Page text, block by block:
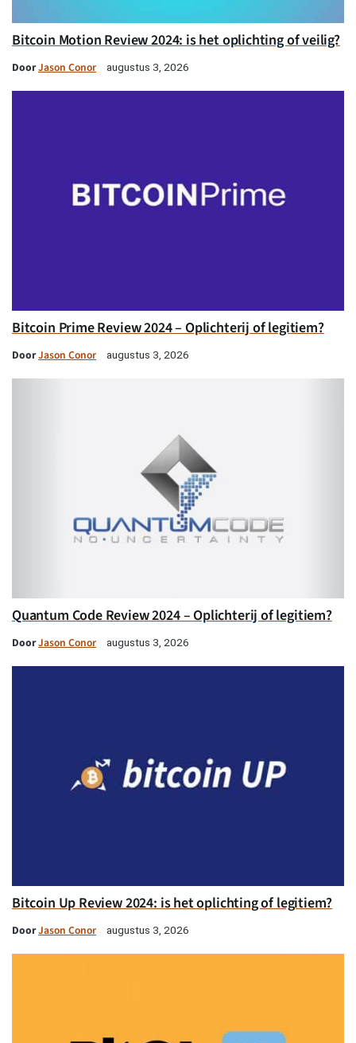
Bitcoin Motion Review 2024: is het oplichting of veilig?
DoorJason Conor augustus 3, 2026
Bitcoin Prime Review 2024 – Oplichterij of legitiem?
DoorJason Conor augustus 3, 2026
Quantum Code Review 2024 – Oplichterij of legitiem?
DoorJason Conor augustus 3, 2026
Bitcoin Up Review 2024: is het oplichting of legitiem?
DoorJason Conor augustus 3, 2026